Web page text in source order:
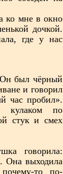
ко мне в окно
дочкой.
где у нас
был чёрный
и говорил
час пробил».
кулаком по
стук и смех
говорила:
Она выходила
то по-